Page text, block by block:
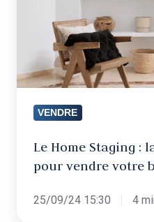
miracle
vendre
votre
bienVENDRE
Le Home Staging :
pour vendre votre
25/09/24 15:30 4